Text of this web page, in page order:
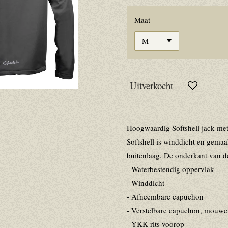
Maat
Uitverkocht
Hoogwaardig Softshell jack
Softshell is winddicht en
buitenlaag. De onderkant van
- Waterbestendig oppervlak
- Winddicht
- Afneembare capuchon
- Verstelbare capuchon,
- YKK rits voorop